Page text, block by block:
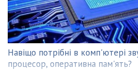
Навіщо потрібні в комп'ютері
процесор, оперативна пам'ять?